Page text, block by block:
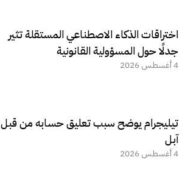
اختراقات الذكاء الاصطناعي المستقلة تثير
جدلًا حول المسؤولية القانونية
4 أغسطس 2026
تيليجرام يوضح سبب تعليق حسابه من قبل
آبل
4 أغسطس 2026